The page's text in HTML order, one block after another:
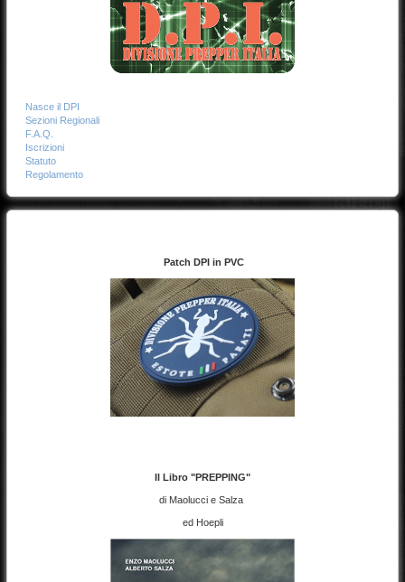
Nasce il DPI
Sezioni Regionali
F.A.Q.
Iscrizioni
Statuto
Regolamento
Patch DPI in PVC
Il Libro "PREPPING"
di Maolucci e Salza
ed Hoepli